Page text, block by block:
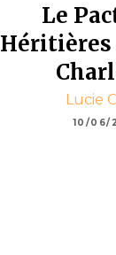
Le
Lucie
10/06/